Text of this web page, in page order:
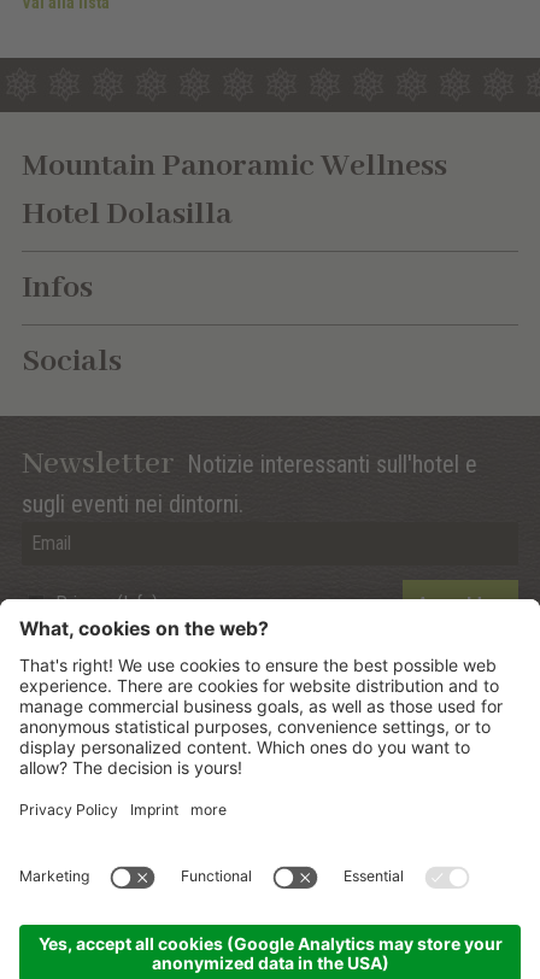
Mountain Panoramic Wellness
Hotel Dolasilla
Infos
Socials
Newsletter Notizie interessanti sull'hotel e
sugli eventi nei dintorni.
Anmelden
Privacy (Info)
©2026Mountain Panoramic Wellness Hotel Dolasilla.CIN:
IT021006A13ZWMYJZ7
.
Sitemap . Credits . Informativa privacy
. produced by